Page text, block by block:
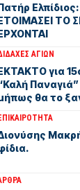
ΤΟ
ΑΓΙΩΝ
για
θα το